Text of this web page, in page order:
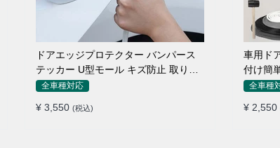
ドアエッジプロテクター バンパース
テッカー U型モール キズ防止 取り付
け簡単 騒音低減
全車種対応
¥ 3,550 (税込)
車用ド
付け簡
パース
全車種
¥ 2,550